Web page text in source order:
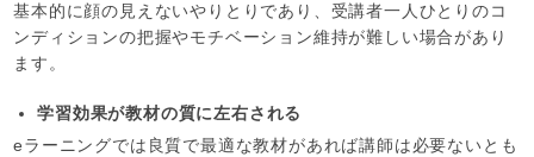
基本的に顔の見えないやりとりであり、受講者一人ひとりのコ
ンディションの把握やモチベーション維持が難しい場合があり
ます。
学習効果が教材の質に左右される
eラーニングでは良質で最適な教材があれば講師は必要ないとも